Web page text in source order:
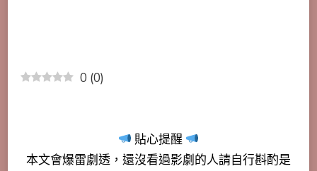
0 (0)
貼心提醒
本文會爆雷劇透 ，還沒看過影劇的人請自行斟酌是